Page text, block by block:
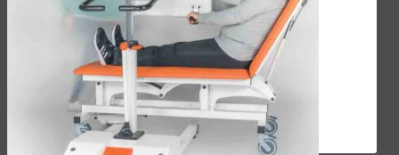
Мобильные
подъемники
Пандусы
Подъемные
платформы